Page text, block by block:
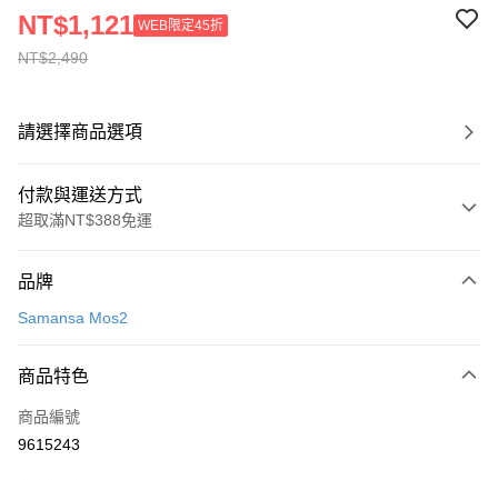
NT$2,490
NT$1,121 WEB限定45折
請選擇商品選項
付款與運送方式
超取滿NT$388免運
信用卡一次付款
3 期 0 利率 每期
合作金庫商業銀行
上海商業儲蓄銀行
超商取貨付款
LINE Pay
品牌
Samansa Mos2
商品特色
商品編號
9615243